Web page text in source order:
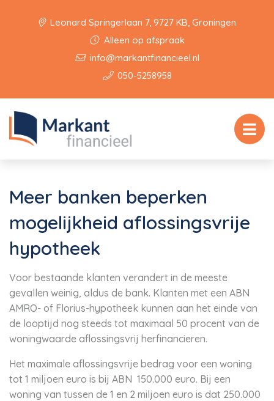
Leonard Springerlaan 7, 9727 KB, Groningen
Alleen op afspraak
info@markantfinancieel.nl
050-5258958
Meer banken beperken
mogelijkheid aflossingsvrije
hypotheek
Voor bestaande klanten verandert in de meeste
gevallen weinig, aldus de bank. Klanten met een ABN
AMRO- of Florius-hypotheek kunnen aan het einde van
de looptijd nog steeds tot maximaal 50 procent van de
woningwaarde aflossingsvrij herfinancieren.
Het maximale aflossingsvrije bedrag voor een woning
tot 1 miljoen euro is bij ABN 150.000 euro. Bij een
woning van tussen de 1 en 2 miljoen euro is dat 250.000